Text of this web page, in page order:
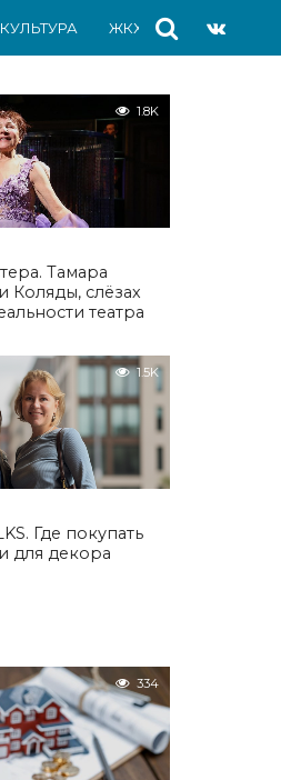
КУЛЬТУРА ЖКХ СПОРТ
1.8K
Тамара
Коляды, слёзах
театра
1.5K
Где покупать
для декора
334